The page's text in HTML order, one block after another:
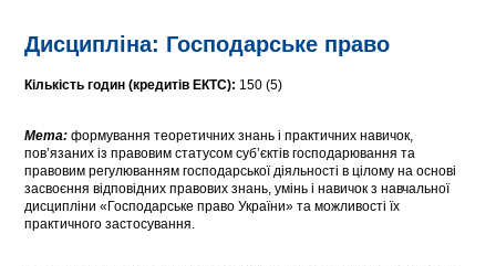
Дисципліна: Господарське право
Кількість годин (кредитів ЕКТС): 150 (5)
Мета:формування теоретичних знань і практичних навичок,
пов’язаних із правовим статусом суб’єктів господарювання та
правовим регулюванням господарської діяльності в цілому на основі
засвоєння відповідних правових знань, умінь і навичок з навчальної
дисципліни «Господарське право України» та можливості їх
практичного застосування.